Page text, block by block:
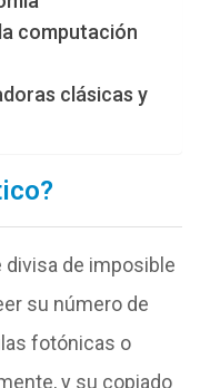
computación
clásicas y
divisa de imposible
su número de
fotónicas o
y su copiado